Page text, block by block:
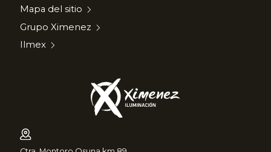
Mapa del sitio
Grupo Ximenez
Ilmex